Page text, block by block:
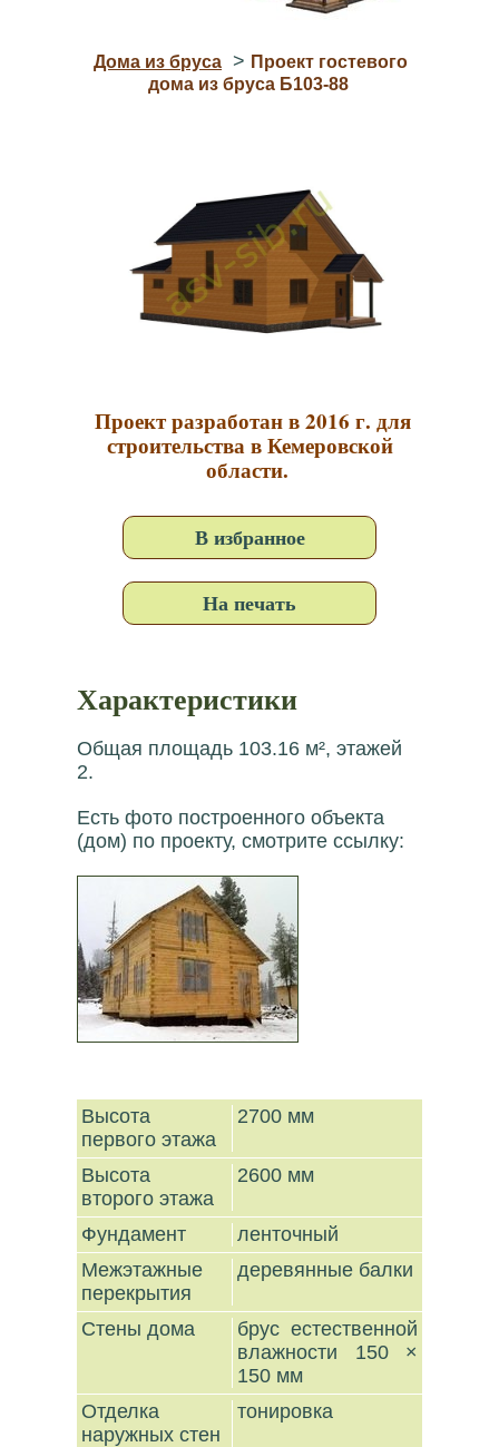
Дома из бруса > Проект гостевого
дома из бруса Б103-88
Проект разработан в 2016 г. для
строительства в Кемеровской
области.
В избранное
На печать
Характеристики
Общая площадь 103.16 м², этажей
2.
Есть фото построенного объекта
(дом) по проекту, смотрите ссылку:
Высота
первого этажа
2700 мм
Высота
второго этажа
2600 мм
Фундамент
ленточный
Межэтажные
перекрытия
деревянные балки
Стены дома
брус естественной
влажности 150 ×
150 мм
Отделка
наружных стен
тонировка